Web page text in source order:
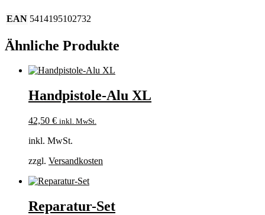
EAN 5414195102732
Ähnliche Produkte
Handpistole-Alu XL
42,50 € inkl. MwSt.
inkl. MwSt.
zzgl. Versandkosten
Reparatur-Set